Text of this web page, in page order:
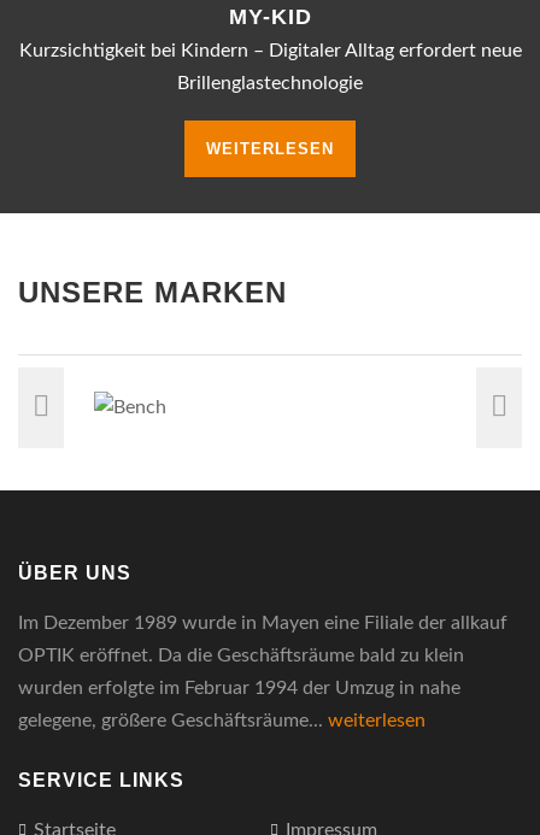
MY-KID
Kurzsichtigkeit bei Kindern – Digitaler Alltag erfordert neue
Brillenglastechnologie
WEITERLESEN
UNSERE MARKEN
ÜBER UNS
Im Dezember 1989 wurde in Mayen eine Filiale der allkauf
OPTIK eröffnet. Da die Geschäftsräume bald zu klein
wurden erfolgte im Februar 1994 der Umzug in nahe
gelegene, größere Geschäftsräume... weiterlesen
SERVICE LINKS
Startseite Impressum